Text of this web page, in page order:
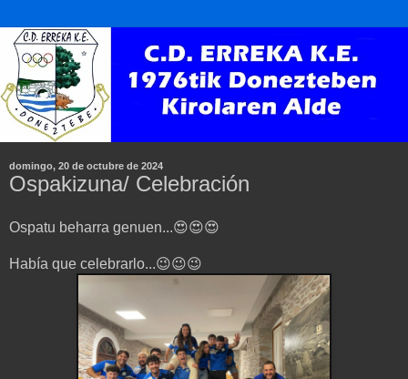
domingo, 20 de octubre de 2024
Ospakizuna/ Celebración
Ospatu beharra genuen...😍😍😍
Había que celebrarlo...😉😉😉